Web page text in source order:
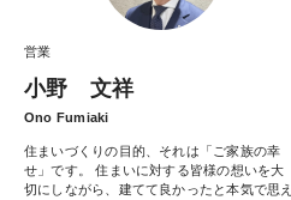
営業
小野 文祥
Ono Fumiaki
住まいづくりの目的、それは「ご家族の幸
せ」です。 住まいに対する皆様の想いを大
切にしながら、建てて良かったと本気で思え